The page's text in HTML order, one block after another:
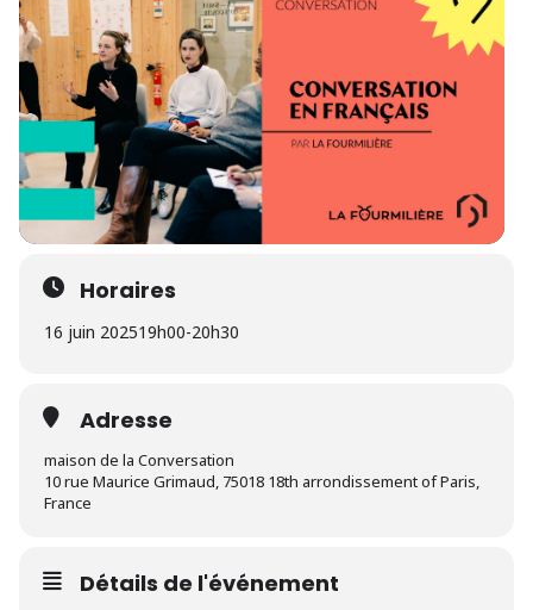
Horaires
16 juin 202519h00-20h30
Adresse
maison de la Conversation
10 rue Maurice Grimaud, 75018 18th arrondissement of Paris,
France
Détails de l'événement